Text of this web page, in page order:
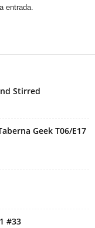
entrada.
Stirred
Geek T06/E17
#33